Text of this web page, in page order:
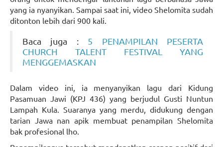
yang ia nyanyikan. Sampai saat ini, video Shelomita sudah
ditonton lebih dari 900 kali.
Baca juga : 5 PENAMPILAN PESERTA
CHURCH TALENT FESTIVAL YANG
MENGGEMASKAN
Dalam video ini, ia menyanyikan lagu dari Kidung
Pasamuan Jawi (KPJ 436) yang berjudul Gusti Nuntun
Lampah Kula. Suaranya yang merdu, didukung dengan
tarian Jawa nan apik membuat penampilan Shelomita
bak profesional lho.